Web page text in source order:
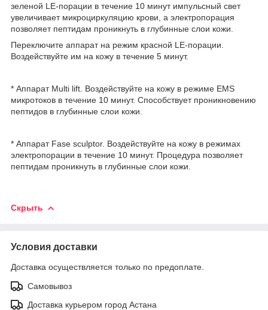
зеленой LE-порации в течение 10 минут импульсный свет
увеличивает микроциркуляцию крови, а электропорация
позволяет пептидам проникнуть в глубинные слои кожи.
Переключите аппарат на режим красной LE-порации.
Воздействуйте им на кожу в течение 5 минут.
* Аппарат Multi lift. Воздействуйте на кожу в режиме EMS
микротоков в течение 10 минут. Способствует проникновению
пептидов в глубинные слои кожи.
* Аппарат Fase sculptor. Воздействуйте на кожу в режимах
электропорации в течение 10 минут. Процедура позволяет
пептидам проникнуть в глубинные слои кожи.
Скрыть
Условия доставки
Доставка осуществляется только по предоплате.
Самовывоз
Доставка курьером город Астана